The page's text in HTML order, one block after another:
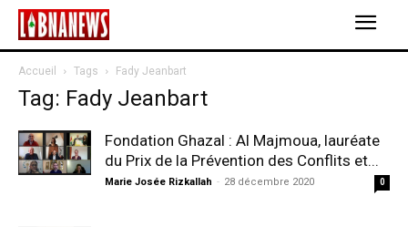
Accueil Tags Fady Jeanbart
Tag: Fady Jeanbart
Fondation Ghazal : Al Majmoua, lauréate
du Prix de la Prévention des Conflits et...
Marie Josée Rizkallah - 28 décembre 2020 0